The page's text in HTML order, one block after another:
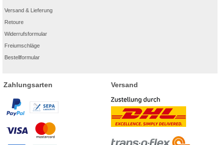
Versand & Lieferung
Retoure
Widerrufsformular
Freiumschläge
Bestellformular
Zahlungsarten Versand